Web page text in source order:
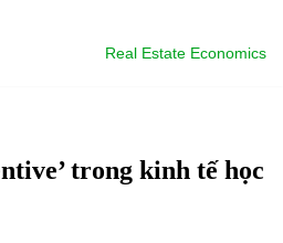
Real Estate Economics
trong kinh tế học